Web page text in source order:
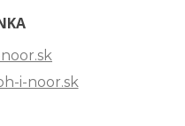
i-noor.sk